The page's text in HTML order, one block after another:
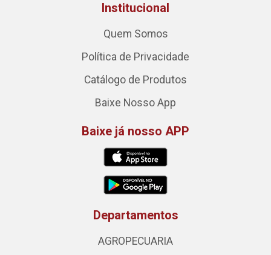
Institucional
Quem Somos
Política de Privacidade
Catálogo de Produtos
Baixe Nosso App
Baixe já nosso APP
Departamentos
AGROPECUARIA